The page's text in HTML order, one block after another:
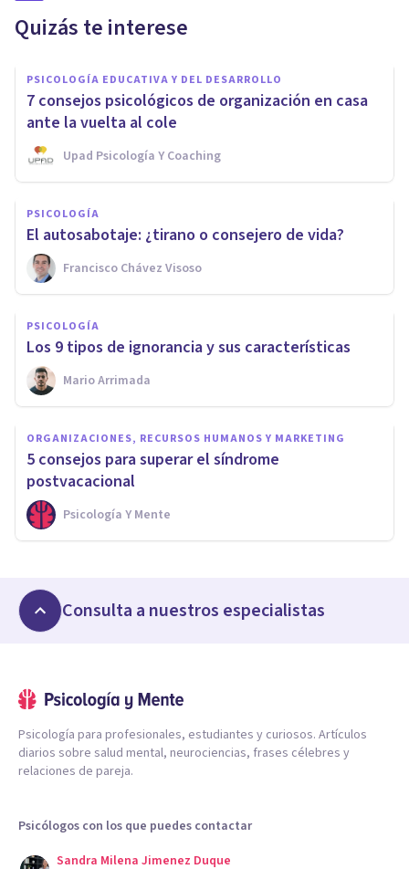
Quizás te interese
PSICOLOGÍA EDUCATIVA Y DEL DESARROLLO
7 consejos psicológicos de organización en casa
ante la vuelta al cole
Upad Psicología Y Coaching
PSICOLOGÍA
El autosabotaje: ¿tirano o consejero de vida?
Francisco Chávez Visoso
PSICOLOGÍA
Los 9 tipos de ignorancia y sus características
Mario Arrimada
ORGANIZACIONES, RECURSOS HUMANOS Y MARKETING
5 consejos para superar el síndrome
postvacacional
Psicología Y Mente
Consulta a nuestros especialistas
Psicología para profesionales, estudiantes y curiosos. Artículos
diarios sobre salud mental, neurociencias, frases célebres y
relaciones de pareja.
Psicólogos con los que puedes contactar
Sandra Milena Jimenez Duque